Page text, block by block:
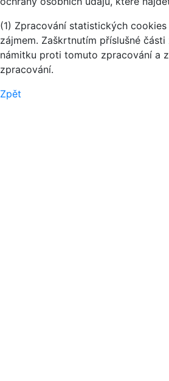
(1) Zpracování statistických
zájmem. Zaškrtnutím příslušné
námitku proti tomuto zpracování a
zpracování.
Zpět